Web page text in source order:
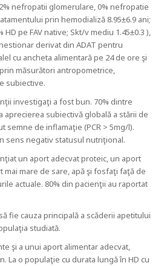
nefropatii glomerulare, 0% nefropatie
prin hemodializă 8.95±6.9 ani;
HD pe FAV native; Skt/v mediu 1.45±0.3 ),
derivat din ADAT pentru
cu ancheta alimentară pe 24 de ore şi
măsurători antropometrice,
subiective.
investigaţi a fost bun. 70% dintre
aprecierea subiectivă globală a stării de
semne de inflamaţie (PCR > 5mg/l).
sens negativ statusul nutriţional.
un aport adecvat proteic, un aport
mai mare de sare, apă şi fosfaţi faţă de
actuale. 80% din pacienţii au raportat
fie cauza principală a scăderii apetitului
studiată.
şi a unui aport alimentar adecvat,
La o populaţie cu durata lungă în HD cu